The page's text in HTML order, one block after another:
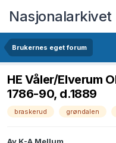
Nasjonalarkivet
Brukernes eget forum
HE Våler/Elverum
1786-90, d.1889
braskerud grøndalen